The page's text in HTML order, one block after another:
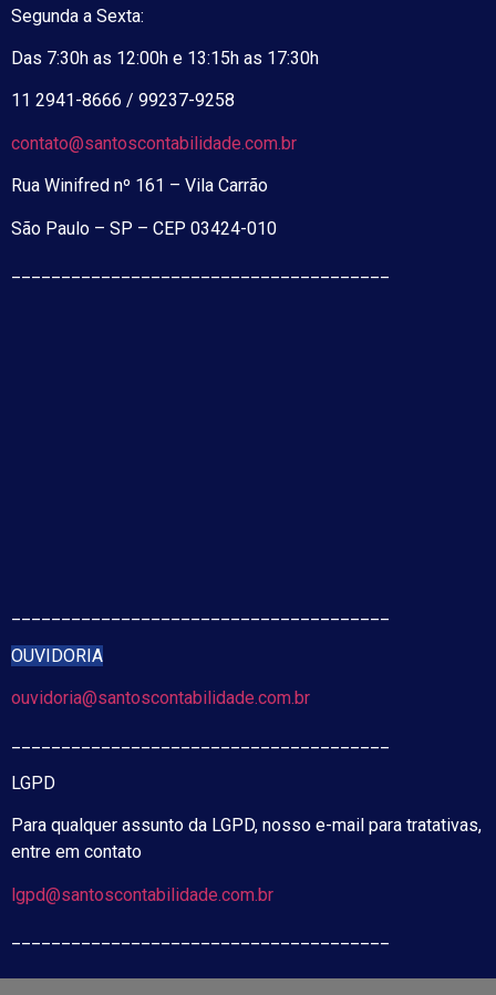
Segunda a Sexta:
Das 7:30h as 12:00h e 13:15h as 17:30h
11 2941-8666 / 99237-9258
contato@santoscontabilidade.com.br
Rua Winifred nº 161 – Vila Carrão
São Paulo – SP – CEP 03424-010
OUVIDORIA
ouvidoria@santoscontabilidade.com.br
LGPD
Para qualquer assunto da LGPD, nosso e-mail para tratativas,
entre em contato
lgpd@santoscontabilidade.com.br